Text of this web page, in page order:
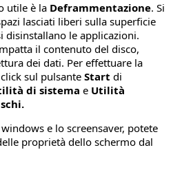
utile è la Deframmentazione. Si
lasciati liberi sulla superficie
disinstallano le applicazioni.
il contenuto del disco,
dei dati. Per effettuare la
sul pulsante Start di
di sistema e Utilità
e lo screensaver, potete
proprietà dello schermo dal